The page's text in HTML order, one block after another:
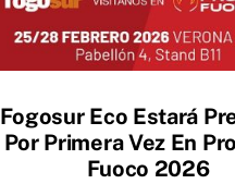
Fogosur Eco Estará
Por Primera Vez En
Fuoco 2026